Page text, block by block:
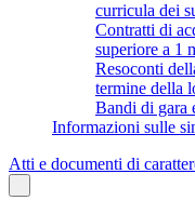
curricula dei
Contratti di
superiore a 1
Resoconti
termine della
Bandi di gara
Informazioni sulle
Atti e documenti di